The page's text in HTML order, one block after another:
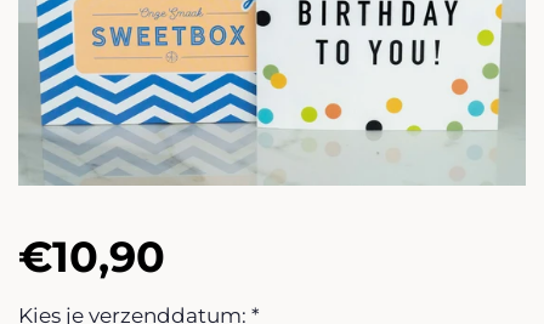
Normale
prijs
€10,90
Kies je verzenddatum: *